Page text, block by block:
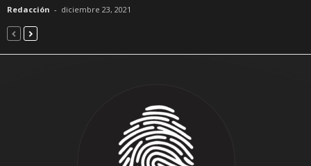
Redacción - diciembre 23, 2021